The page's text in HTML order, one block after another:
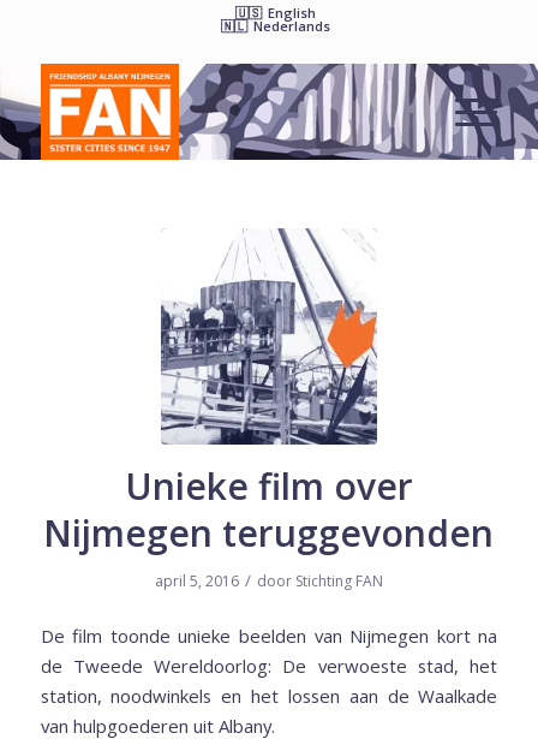
English
Nederlands
Unieke film over
Nijmegen teruggevonden
april 5, 2016 / door Stichting FAN
De film toonde unieke beelden van Nijmegen kort na
de Tweede Wereldoorlog: De verwoeste stad, het
station, noodwinkels en het lossen aan de Waalkade
van hulpgoederen uit Albany.